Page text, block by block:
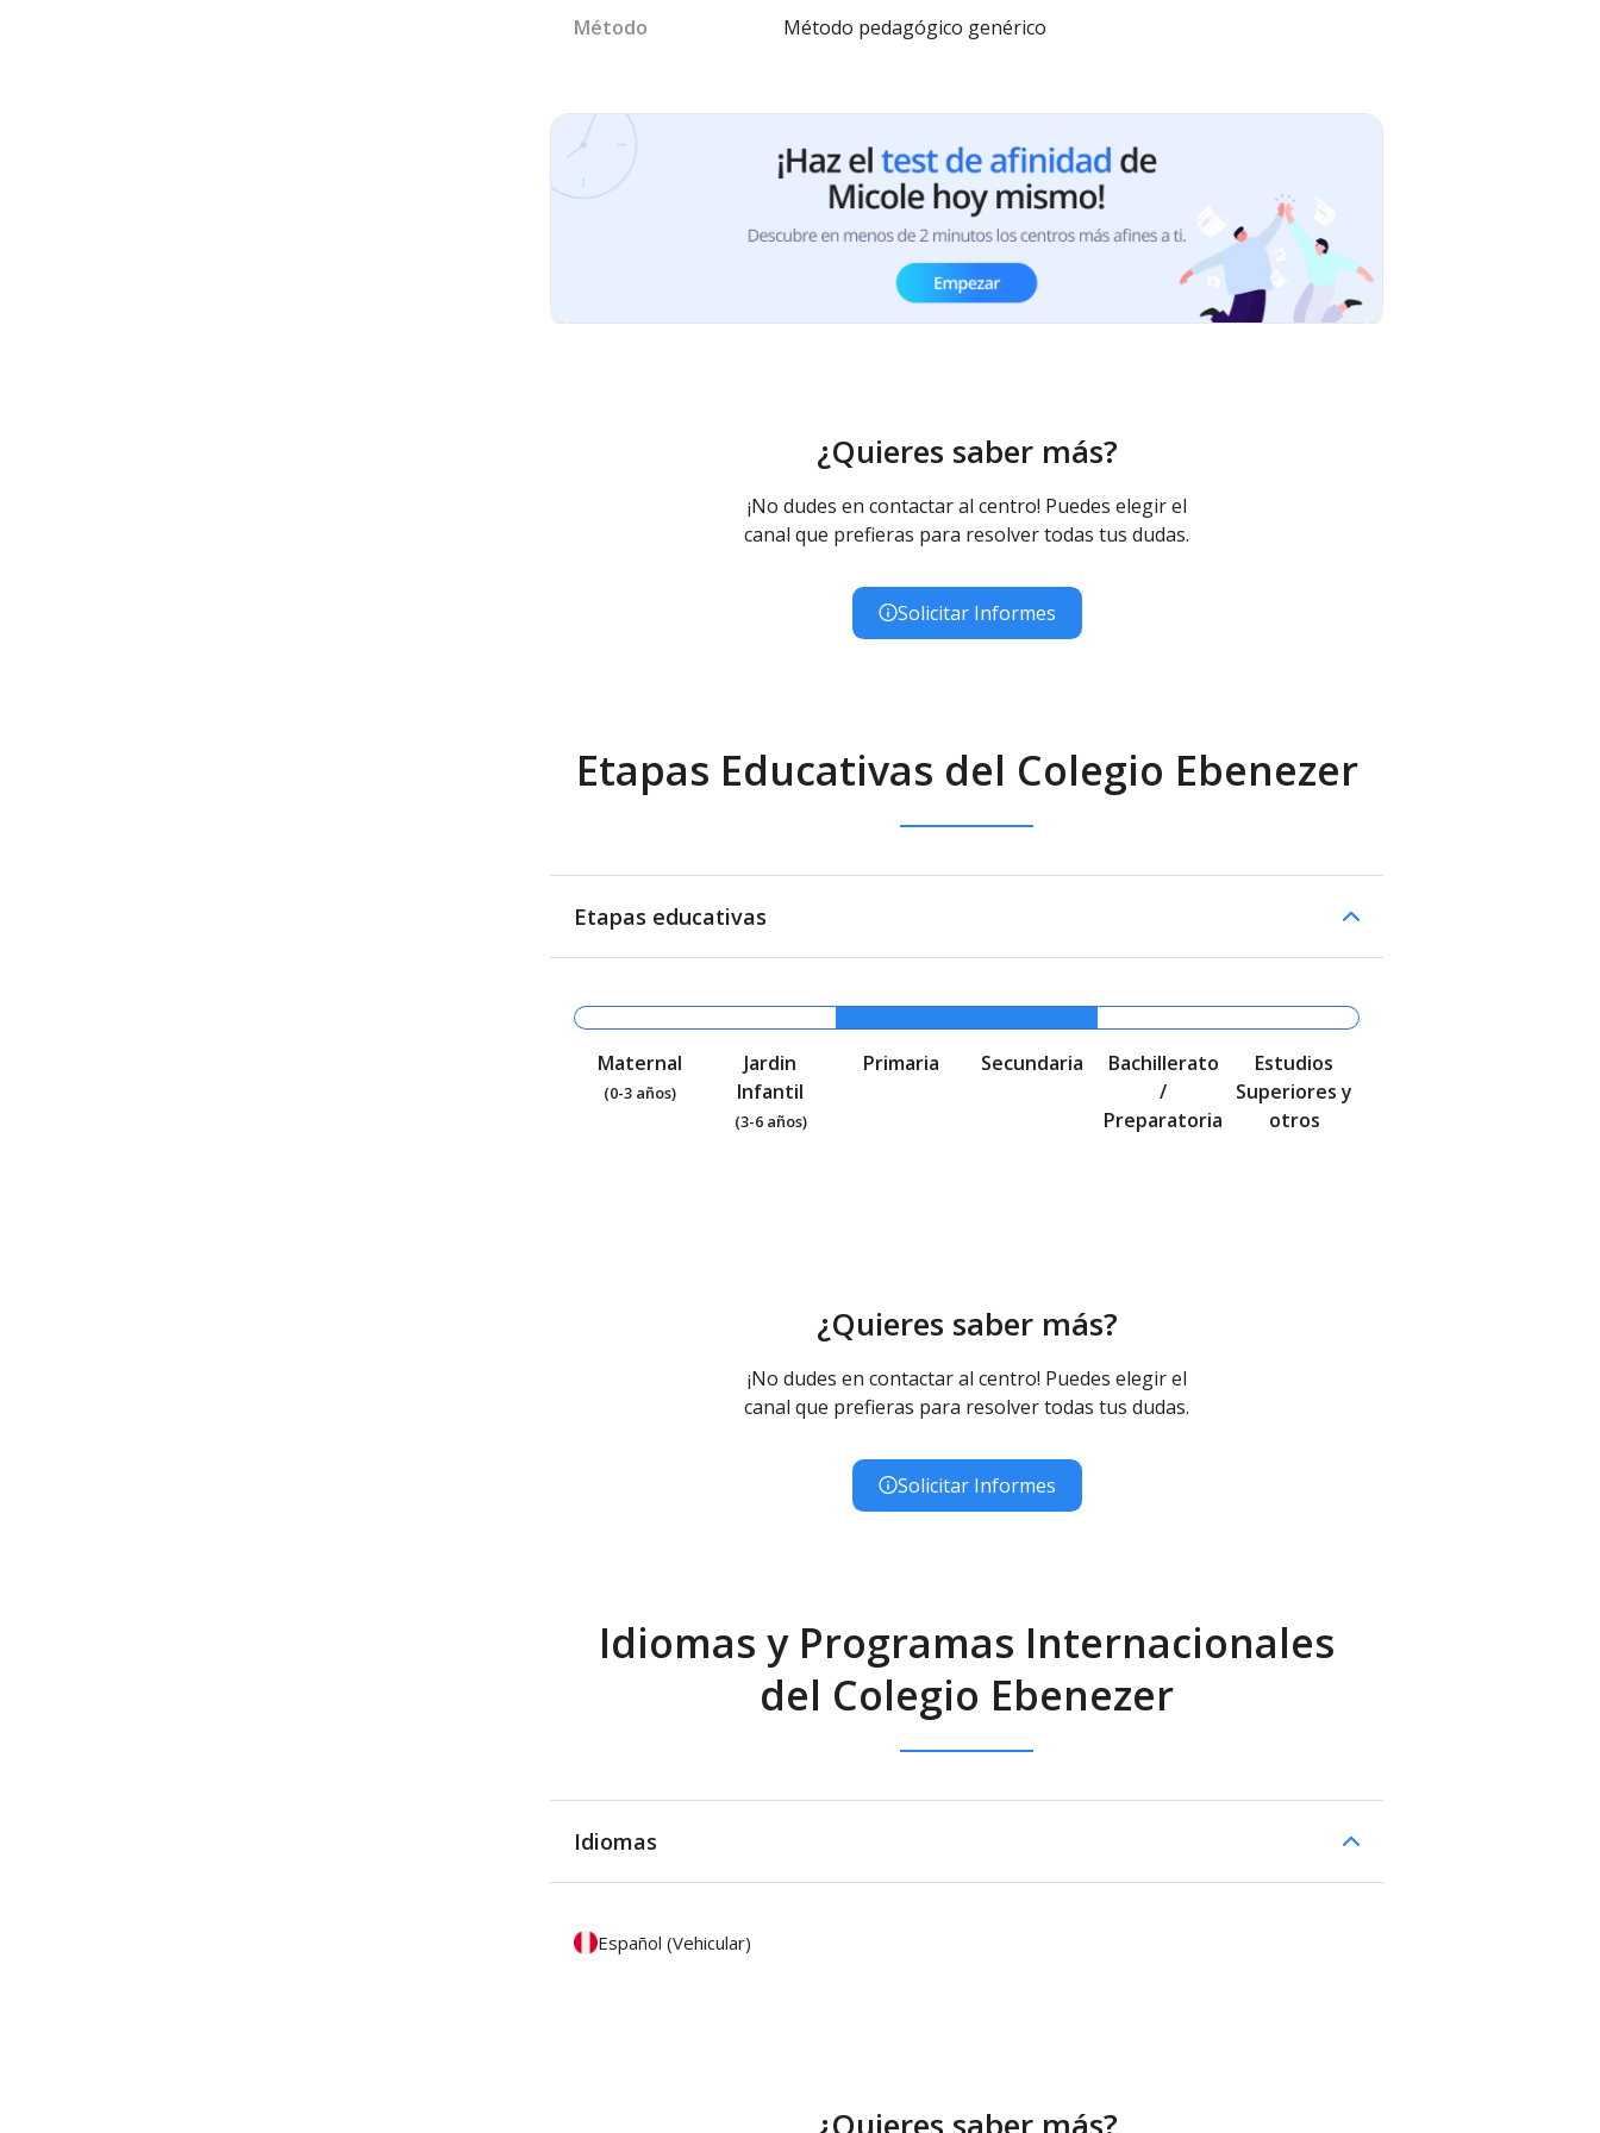
Método Método pedagógico genérico
¿Quieres saber más?
¡No dudes en contactar al centro! Puedes elegir el
canal que prefieras para resolver todas tus dudas.
Solicitar Informes
Etapas Educativas del Colegio Ebenezer
Etapas educativas
Maternal
(0-3 años)
Jardin
Infantil
(3-6 años)
Primaria Secundaria
Bachillerato
/
Preparatoria
Estudios
Superiores y
otros
¿Quieres saber más?
¡No dudes en contactar al centro! Puedes elegir el
canal que prefieras para resolver todas tus dudas.
Solicitar Informes
Idiomas y Programas Internacionales
del Colegio Ebenezer
Idiomas
Español (Vehicular)
¿Quieres saber más?